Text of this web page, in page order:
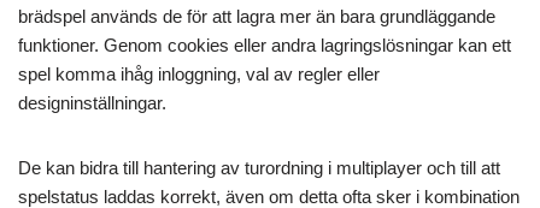
brädspel används de för att lagra mer än bara grundläggande
funktioner. Genom cookies eller andra lagringslösningar kan ett
spel komma ihåg inloggning, val av regler eller
designinställningar.
De kan bidra till hantering av turordning i multiplayer och till att
spelstatus laddas korrekt, även om detta ofta sker i kombination